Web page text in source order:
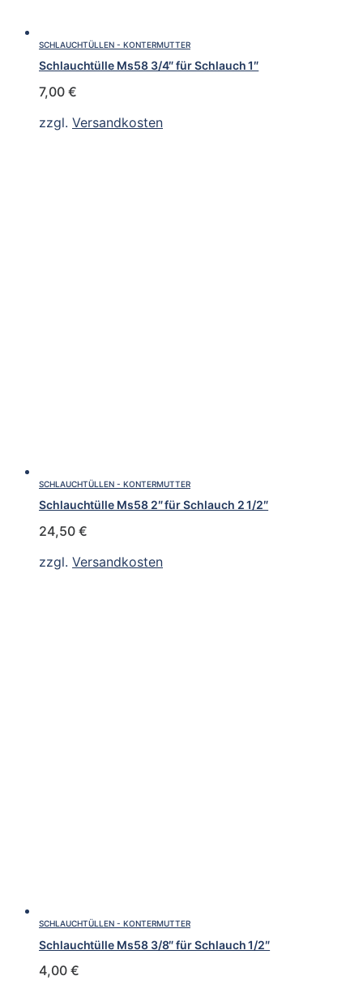
SCHLAUCHTÜLLEN - KONTERMUTTER
Schlauchtülle Ms58 3/4″ für Schlauch 1″
7,00 €
zzgl. Versandkosten
SCHLAUCHTÜLLEN - KONTERMUTTER
Schlauchtülle Ms58 2″ für Schlauch 2 1/2″
24,50 €
zzgl. Versandkosten
SCHLAUCHTÜLLEN - KONTERMUTTER
Schlauchtülle Ms58 3/8″ für Schlauch 1/2″
4,00 €